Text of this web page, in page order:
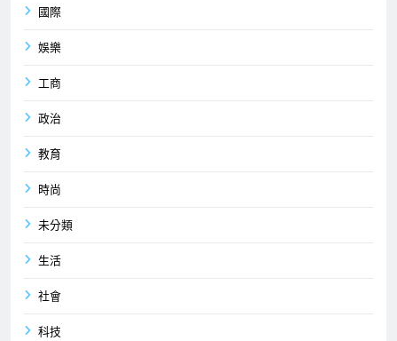
國際
娛樂
工商
政治
教育
時尚
未分類
生活
社會
科技